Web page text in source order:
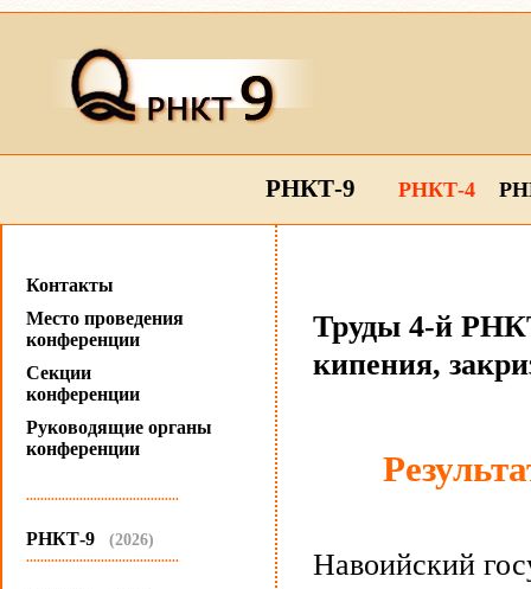
РНКТ-9 РНКТ-4
Контакты
Место проведения
конференции
Секции
конференции
Руководящие органы
конференции
...........................................
РНКТ-9 (2026)
...........................................
Труды 4-й
кипения,
Навоийский